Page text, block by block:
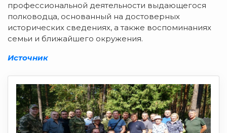
профессиональной деятельности выдающегося
полководца, основанный на достоверных
исторических сведениях, а также воспоминаниях
семьи и ближайшего окружения.
Источник